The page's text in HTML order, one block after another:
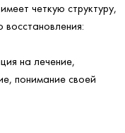
четкую структуру,
на лечение,
понимание своей